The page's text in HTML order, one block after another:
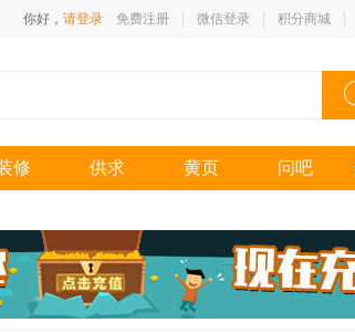
你好， 请登录 免费注册 微信登录 积分商城
修 供求 黄页 问吧